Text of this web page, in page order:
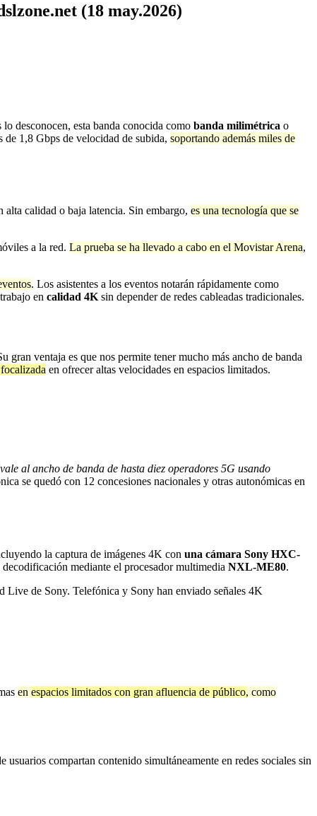
(18 may.2026)
desconocen, esta banda conocida como banda milimétrica o
1,8 Gbps de velocidad de subida, soportando además miles de
alta calidad o baja latencia. Sin embargo, es una tecnología que se
a la red. La prueba se ha llevado a cabo en el Movistar Arena,
. Los asistentes a los eventos notarán rápidamente como
en calidad 4Ksin depender de redes cableadas tradicionales.
gran ventaja es que nos permite tener mucho más ancho de banda
en ofrecer altas velocidades en espacios limitados.
al ancho de banda de hasta diez operadores 5G usando
se quedó con 12 concesiones nacionales y otras autonómicas en
la captura de imágenes 4K con una cámara Sony HXC-
mediante el procesador multimedia NXL-ME80.
Live de Sony. Telefónica y Sony han enviado señales 4K
en espacios limitados con gran afluencia de público, como
compartan contenido simultáneamente en redes sociales sin